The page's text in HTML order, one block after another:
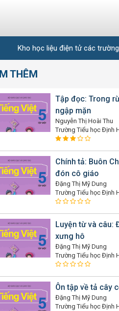
Kho học liệu điện tử các trường
THÊM
Tập đọc: Trong
ngập mặn
Nguyễn Thị Hoài Thu
Trường Tiểu học Định
Chính tả: Buôn
đón cô giáo
Đặng Thị Mỹ Dung
Trường Tiểu học Định
Luyện từ và câu:
xưng hô
Đặng Thị Mỹ Dung
Trường Tiểu học Định
Ôn tập về tả cây
Đặng Thị Mỹ Dung
Trường Tiểu học Định